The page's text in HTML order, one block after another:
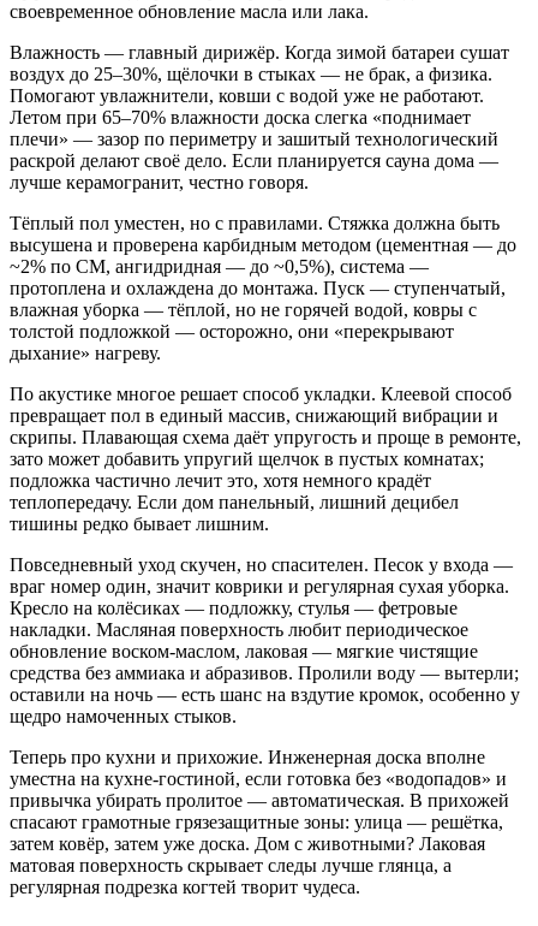
своевременное обновление масла или лака.
Влажность — главный дирижёр. Когда зимой батареи сушат
воздух до 25–30%, щёлочки в стыках — не брак, а физика.
Помогают увлажнители, ковши с водой уже не работают.
Летом при 65–70% влажности доска слегка «поднимает
плечи» — зазор по периметру и зашитый технологический
раскрой делают своё дело. Если планируется сауна дома —
лучше керамогранит, честно говоря.
Тёплый пол уместен, но с правилами. Стяжка должна быть
высушена и проверена карбидным методом (цементная — до
~2% по CM, ангидридная — до ~0,5%), система —
протоплена и охлаждена до монтажа. Пуск — ступенчатый,
влажная уборка — тёплой, но не горячей водой, ковры с
толстой подложкой — осторожно, они «перекрывают
дыхание» нагреву.
По акустике многое решает способ укладки. Клеевой способ
превращает пол в единый массив, снижающий вибрации и
скрипы. Плавающая схема даёт упругость и проще в ремонте,
зато может добавить упругий щелчок в пустых комнатах;
подложка частично лечит это, хотя немного крадёт
теплопередачу. Если дом панельный, лишний децибел
тишины редко бывает лишним.
Повседневный уход скучен, но спасителен. Песок у входа —
враг номер один, значит коврики и регулярная сухая уборка.
Кресло на колёсиках — подложку, стулья — фетровые
накладки. Масляная поверхность любит периодическое
обновление воском‑маслом, лаковая — мягкие чистящие
средства без аммиака и абразивов. Пролили воду — вытерли;
оставили на ночь — есть шанс на вздутие кромок, особенно у
щедро намоченных стыков.
Теперь про кухни и прихожие. Инженерная доска вполне
уместна на кухне‑гостиной, если готовка без «водопадов» и
привычка убирать пролитое — автоматическая. В прихожей
спасают грамотные грязезащитные зоны: улица — решётка,
затем ковёр, затем уже доска. Дом с животными? Лаковая
матовая поверхность скрывает следы лучше глянца, а
регулярная подрезка когтей творит чудеса.